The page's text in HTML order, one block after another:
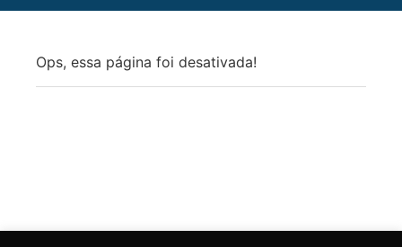
Ops, essa página foi desativada!